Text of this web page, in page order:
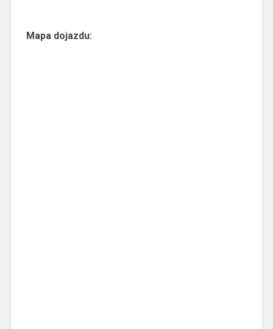
Mapa dojazdu: